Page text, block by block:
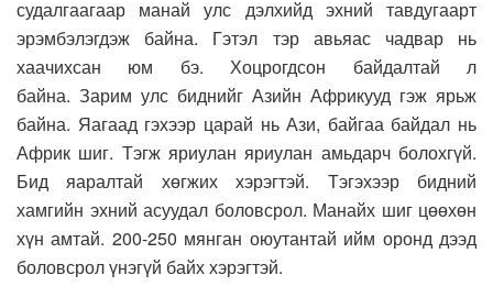
судалгаагаар манай улс дэлхийд эхний тавдугаарт
эрэмбэлэгдэж байна. Гэтэл тэр авьяас чадвар нь
хаачихсан юм бэ. Хоцрогдсон байдалтай л
байна. Зарим улс биднийг Азийн Африкууд гэж ярьж
байна. Яагаад гэхээр царай нь Ази, байгаа байдал нь
Африк шиг. Тэгж яриулан яриулан амьдарч болохгүй.
Бид яаралтай хөгжих хэрэгтэй. Тэгэхээр бидний
хамгийн эхний асуудал боловсрол. Манайх шиг цөөхөн
хүн амтай. 200-250 мянган оюутантай ийм оронд дээд
боловсрол үнэгүй байх хэрэгтэй.